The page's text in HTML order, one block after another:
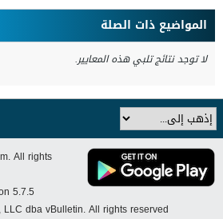
المواضيع ذات الصلة
لا توجد نتائج تلبي هذه المعايير.
All rights
5.7.5
dba vBulletin. All rights reserved.